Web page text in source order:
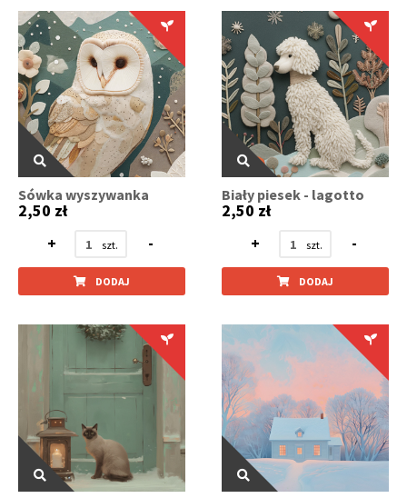
Sówka wyszywanka
2,50 zł
+
-
DODAJ
Biały piesek - lagotto
2,50 zł
+
-
DODAJ